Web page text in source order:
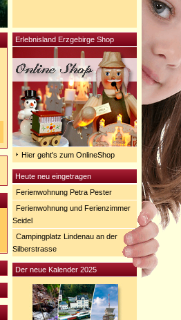
Erlebnisland Erzgebirge Shop
Hier geht's zum OnlineShop
Heute neu eingetragen
Ferienwohnung Petra Pester
Ferienwohnung und Ferienzimmer
Seidel
Campingplatz Lindenau an der
Silberstrasse
Der neue Kalender 2025